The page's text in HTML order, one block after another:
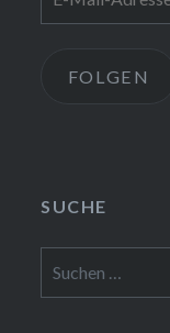
Mail-
FOLGEN
SUCHE
nach: